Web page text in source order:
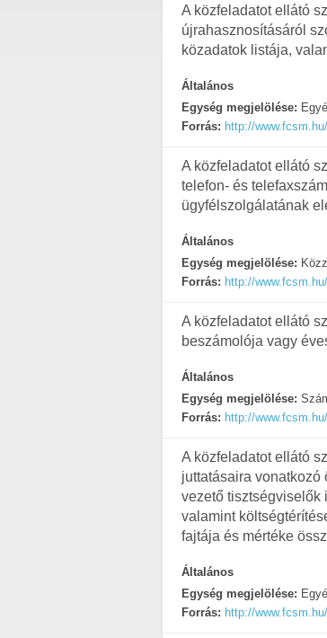
A közfeladatot ellátó
újrahasznosításáról
közadatok listája,
Általános
Egység megjelölése:
Forrás: http://
A közfeladatot ellátó
telefon- és
ügyfélszolgálatának
Általános
Egység megjelölése:
Forrás: http://
A közfeladatot ellátó
beszámolója vagy
Általános
Egység megjelölése:
Forrás: http://
A közfeladatot ellátó
juttatásaira vonatkozó
vezető tisztségviselők
valamint
fajtája és mértéke
Általános
Egység megjelölése:
Forrás: http://